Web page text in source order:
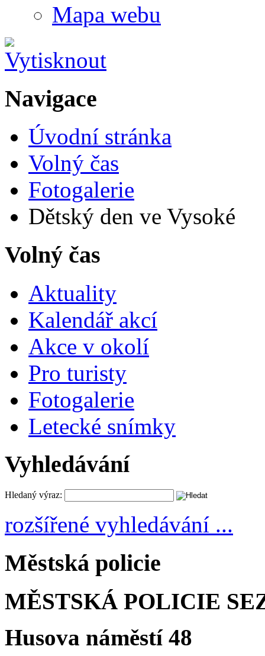
Mapa webu
Navigace
Úvodní stránka
Volný čas
Fotogalerie
Dětský den ve Vysoké
Volný čas
Aktuality
Kalendář akcí
Akce v okolí
Pro turisty
Fotogalerie
Letecké snímky
Vyhledávání
Hledaný výraz:
rozšířené vyhledávání ...
Městská policie
MĚSTSKÁ POLICIE
Husova náměstí 48